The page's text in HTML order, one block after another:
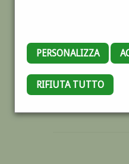
PERSONALIZZA
RIFIUTA TUTTO